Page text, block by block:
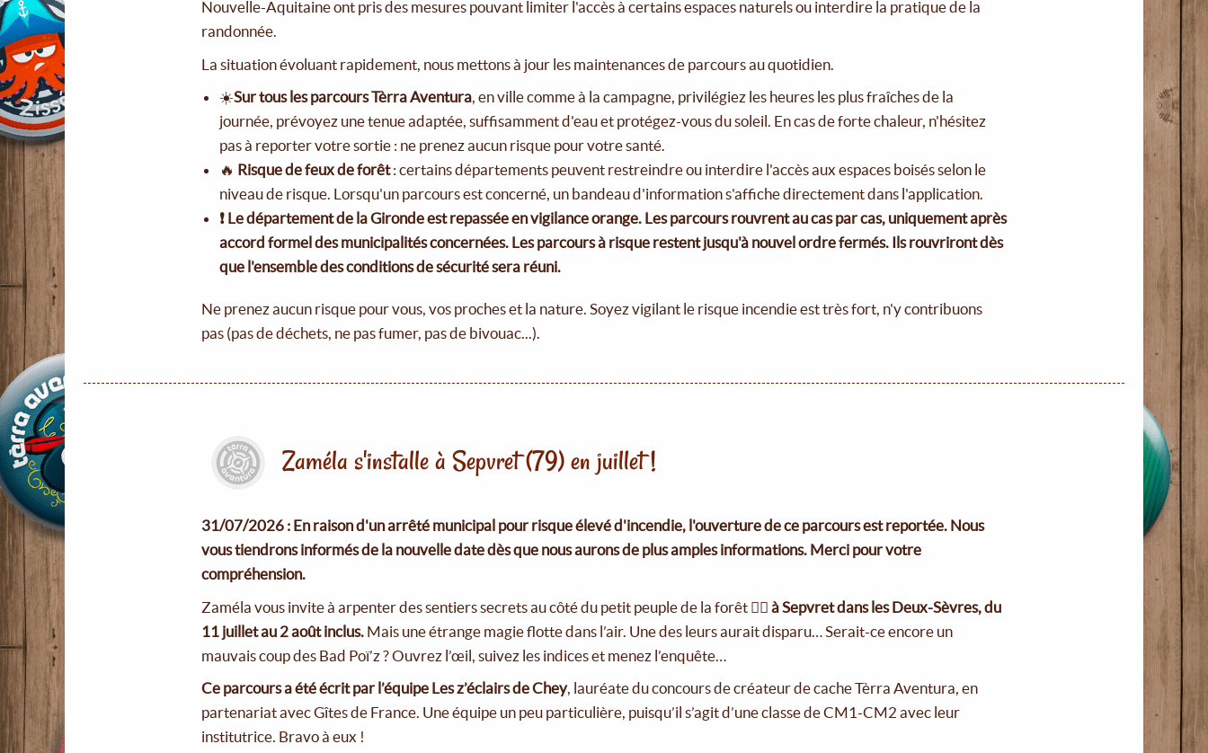
Nouvelle-Aquitaine ont pris des mesures pouvant limiter l'accès à certains espaces naturels ou interdire la pratique de la
randonnée.
La situation évoluant rapidement, nous mettons à jour les maintenances de parcours au quotidien.
☀️Sur tous les parcours Tèrra Aventura, en ville comme à la campagne, privilégiez les heures les plus fraîches de la
journée, prévoyez une tenue adaptée, suffisamment d'eau et protégez-vous du soleil. En cas de forte chaleur, n'hésitez
pas à reporter votre sortie : ne prenez aucun risque pour votre santé.
🔥 Risque de feux de forêt: certains départements peuvent restreindre ou interdire l'accès aux espaces boisés selon le
niveau de risque. Lorsqu'un parcours est concerné, un bandeau d'information s'affiche directement dans l'application.
❗ Le département de la Gironde est repassée en vigilance orange. Les parcours rouvrent au cas par cas, uniquement après
accord formel des municipalités concernées. Les parcours à risque restent jusqu'à nouvel ordre fermés. Ils rouvriront dès
que l'ensemble des conditions de sécurité sera réuni.
Ne prenez aucun risque pour vous, vos proches et la nature. Soyez vigilant le risque incendie est très fort, n'y contribuons
pas (pas de déchets, ne pas fumer, pas de bivouac...).
Zaméla s'installe à Sepvret (79) en juillet !
31/07/2026 : En raison d'un arrêté municipal pour risque élevé d'incendie, l'ouverture de ce parcours est reportée. Nous
vous tiendrons informés de la nouvelle date dès que nous aurons de plus amples informations. Merci pour votre
compréhension.
Zaméla vous invite à arpenter des sentiers secrets au côté du petit peuple de la forêt 🧚‍♀️ à Sepvret dans les Deux-Sèvres, du
11 juillet au 2 août inclus. Mais une étrange magie flotte dans l’air. Une des leurs aurait disparu… Serait-ce encore un
mauvais coup des Bad Poï’z ? Ouvrez l’œil, suivez les indices et menez l’enquête…
Ce parcours a été écrit par l’équipe Les z’éclairs de Chey, lauréate du concours de créateur de cache Tèrra Aventura, en
partenariat avec Gîtes de France. Une équipe un peu particulière, puisqu’il s’agit d’une classe de CM1-CM2 avec leur
institutrice. Bravo à eux !